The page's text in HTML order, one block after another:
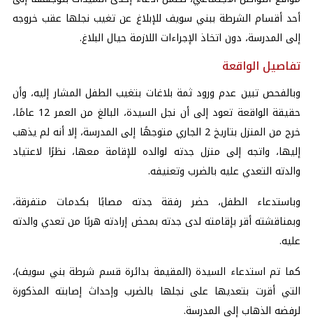
أحد أقسام الشرطة ببني سويف للإبلاغ عن تغيب نجلها عقب خروجه
إلى المدرسة، دون اتخاذ الإجراءات اللازمة حيال البلاغ.
تفاصيل الواقعة
وبالفحص تبين عدم ورود ثمة بلاغات بتغيب الطفل المشار إليه، وأن
حقيقة الواقعة تعود إلى أن نجل السيدة، البالغ من العمر 12 عامًا،
خرج من المنزل بتاريخ 2 الجاري متوجهًا إلى المدرسة، إلا أنه لم يذهب
إليها، واتجه إلى منزل جدته لوالده للإقامة معها، نظرًا لاعتياد
والدته التعدي عليه بالضرب وتعنيفه.
وباستدعاء الطفل، حضر رفقة جدته مصابًا بكدمات متفرقة،
وبمناقشته أقر بإقامته لدى جدته بمحض إرادته هربًا من تعدي والدته
عليه.
كما تم استدعاء السيدة (المقيمة بدائرة قسم شرطة بني سويف)،
التي أقرت بتعديها على نجلها بالضرب وإحداث إصابته المذكورة
لرفضه الذهاب إلى المدرسة.